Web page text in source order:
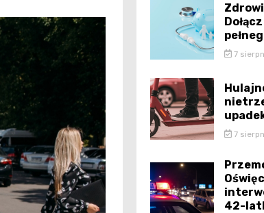
7
7
42-